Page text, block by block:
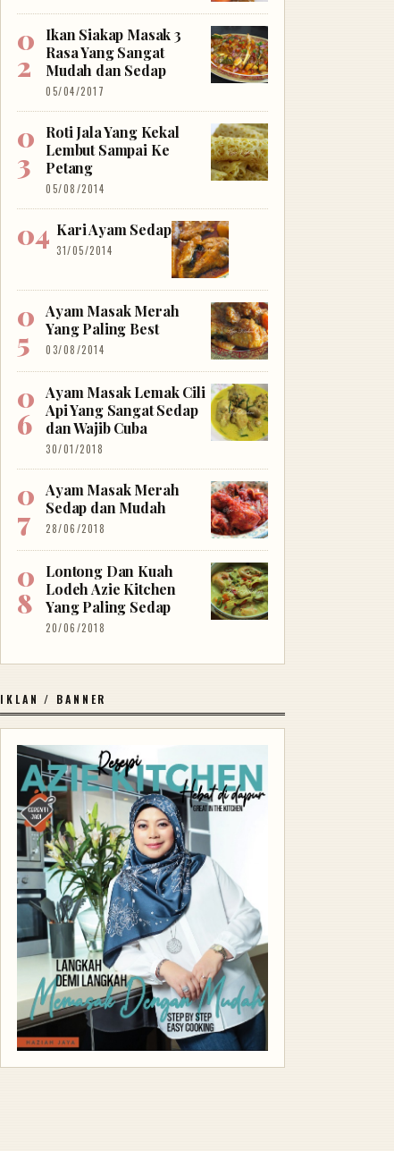
Ikan Siakap Masak 3
Rasa Yang Sangat
Mudah dan Sedap
05/04/2017
Roti Jala Yang Kekal
Lembut Sampai Ke
Petang
05/08/2014
Kari Ayam Sedap
31/05/2014
Ayam Masak Merah
Yang Paling Best
03/08/2014
Ayam Masak Lemak Cili
Api Yang Sangat Sedap
dan Wajib Cuba
30/01/2018
Ayam Masak Merah
Sedap dan Mudah
28/06/2018
Lontong Dan Kuah
Lodeh Azie Kitchen
Yang Paling Sedap
20/06/2018
IKLAN / BANNER